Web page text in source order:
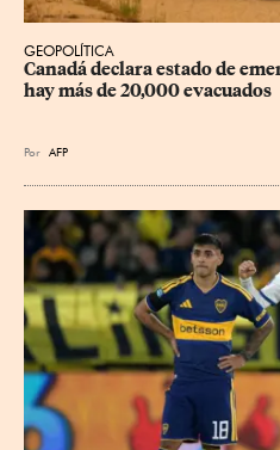
GEOPOLÍTICA
Canadá declara estado de
hay más de 20,000 evacuados
Por AFP